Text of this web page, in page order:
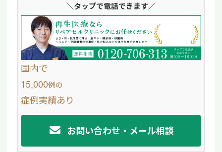
n
e
c
e
b
o
＼タップで電話できます／
国内で
15,000例の
症例実績あり
お問い合わせ・メール相談